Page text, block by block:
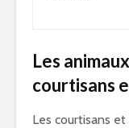
Les
courtisans
Les courtisans